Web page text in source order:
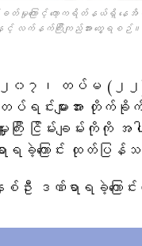
မှုကြောင့် ကော့ကရိတ်နယ်ရှိ နေ
လက်နက်ကြီးကျည်အား တွေ့ရစဉ်။
၀၇၊ တပ်မ (၂၂)
များအား တိုက်ခို
ငြိမ်းချမ်းကိုကို အ
ခဲ့ကြောင်း ထုတ်ပြန်
ဦး ဒဏ်ရာရခဲ့ကြောင်